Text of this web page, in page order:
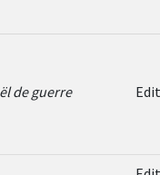
de guerre